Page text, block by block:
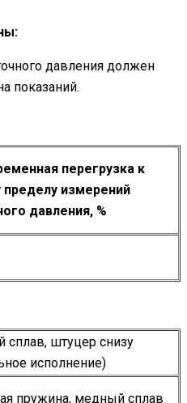
давления должен
показаний.
перегрузка к
пределу измерений
давления, %
сплав, штуцер снизу
исполнение)
пружина, медный сплав